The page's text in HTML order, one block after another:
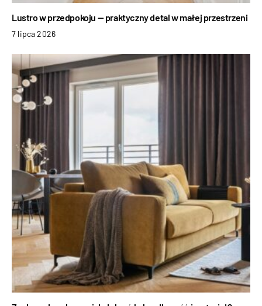
Lustro w przedpokoju — praktyczny detal w małej przestrzeni
7 lipca 2026